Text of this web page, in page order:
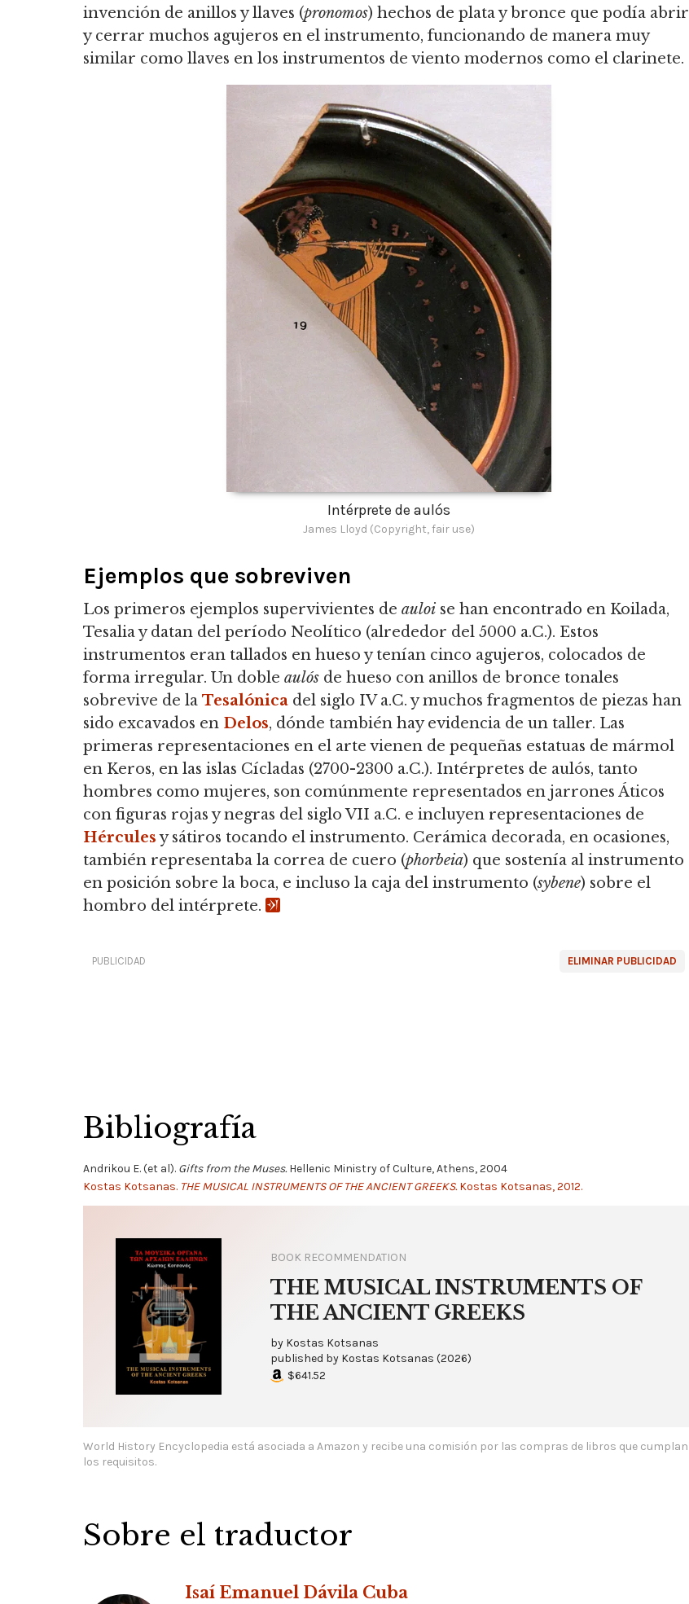
invención de anillos y llaves (pronomos) hechos de plata y bronce que podía abrir
y cerrar muchos agujeros en el instrumento, funcionando de manera muy
similar como llaves en los instrumentos de viento modernos como el clarinete.
Intérprete de aulós
James Lloyd (Copyright, fair use)
Ejemplos que sobreviven
Los primeros ejemplos supervivientes de auloi se han encontrado en Koilada,
Tesalia y datan del período Neolítico (alrededor del 5000 a.C.). Estos
instrumentos eran tallados en hueso y tenían cinco agujeros, colocados de
forma irregular. Un doble aulós de hueso con anillos de bronce tonales
sobrevive de la Tesalónica del siglo IV a.C. y muchos fragmentos de piezas han
sido excavados en Delos, dónde también hay evidencia de un taller. Las
primeras representaciones en el arte vienen de pequeñas estatuas de mármol
en Keros, en las islas Cícladas (2700-2300 a.C.). Intérpretes de aulós, tanto
hombres como mujeres, son comúnmente representados en jarrones Áticos
con figuras rojas y negras del siglo VII a.C. e incluyen representaciones de
Hérculesy sátiros tocando el instrumento. Cerámica decorada, en ocasiones,
también representaba la correa de cuero (phorbeia) que sostenía al instrumento
en posición sobre la boca, e incluso la caja del instrumento (sybene) sobre el
hombro del intérprete.
ELIMINAR PUBLICIDAD
PUBLICIDAD
Bibliografía
Andrikou E. (et al). Gifts from the Muses.Hellenic Ministry of Culture, Athens, 2004
Kostas Kotsanas. THE MUSICAL INSTRUMENTS OF THE ANCIENT GREEKS.Kostas Kotsanas, 2012.
BOOK RECOMMENDATION
THE MUSICAL INSTRUMENTS OF
THE ANCIENT GREEKS
by Kostas Kotsanas
published by Kostas Kotsanas (2026)
$641.52
World History Encyclopedia está asociada a Amazon y recibe una comisión por las compras de libros que cumplan
los requisitos.
Sobre el traductor
Isaí Emanuel Dávila Cuba